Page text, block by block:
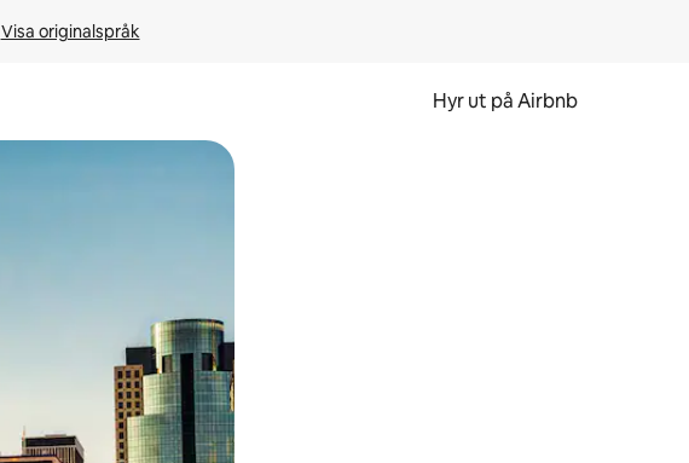
Visa originalspråk
Hyr ut på Airbnb